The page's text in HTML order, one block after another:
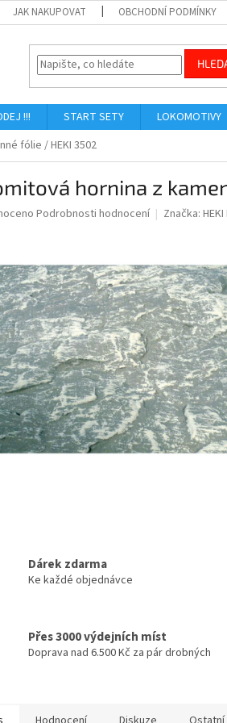
JAK NAKUPOVAT OBCHODNÍ PODMÍNKY
!!! START SETY LOKOMOTIVY
fólie / HEKI 3502
hornina z
Podrobnosti hodnocení Značka:
Dárek zdarma
Ke každé objednávce
Přes 3000 výdejních míst
Doprava nad 6.500 Kč za pár drobných